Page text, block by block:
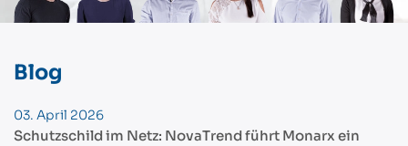
Blog
03. April 2026
Schutzschild im Netz: NovaTrend führt Monarx ein